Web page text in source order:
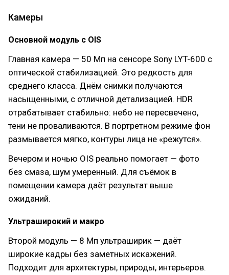
Камеры
Основной модуль с OIS
Главная камера — 50 Мп на сенсоре Sony LYT-600 с
оптической стабилизацией. Это редкость для
среднего класса. Днём снимки получаются
насыщенными, с отличной детализацией. HDR
отрабатывает стабильно: небо не пересвечено,
тени не проваливаются. В портретном режиме фон
размывается мягко, контуры лица не «режутся».
Вечером и ночью OIS реально помогает — фото
без смаза, шум умеренный. Для съёмок в
помещении камера даёт результат выше
ожиданий.
Ультраширокий и макро
Второй модуль — 8 Мп ультраширик — даёт
широкие кадры без заметных искажений.
Подходит для архитектуры, природы, интерьеров.